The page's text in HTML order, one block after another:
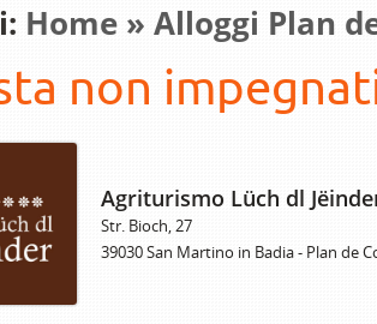
Home » Alloggi Plan
non
Agriturismo Lüch dl
Str. Bioch, 27
39030 San Martino in Badia - Plan de